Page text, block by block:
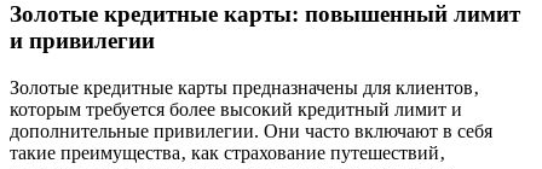
Золотые кредитные карты: повышенный лимит
и привилегии
Золотые кредитные карты предназначены для клиентов‚
которым требуется более высокий кредитный лимит и
дополнительные привилегии. Они часто включают в себя
такие преимущества‚ как страхование путешествий‚